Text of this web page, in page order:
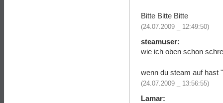
Bitte Bitte Bitte
(24.07.2009 _ 12:49:50)
steamuser:
wie ich oben schon
wenn du steam auf hast
(24.07.2009 _ 13:56:55)
Lamar: